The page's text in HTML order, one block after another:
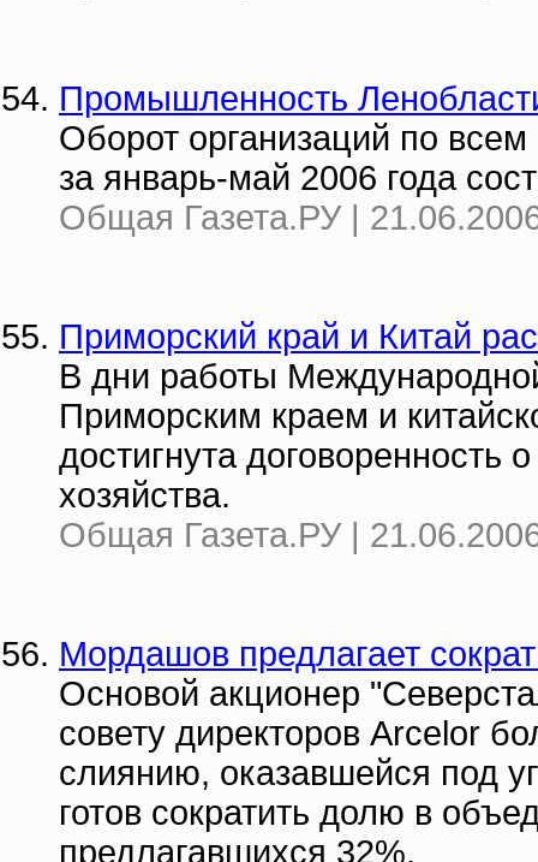
Промышленность
Оборот организаций по
за январь-май 2006 года
Общая Газета.РУ |
Приморский край и Китай
В дни работы
Приморским краем и
достигнута договоренность
хозяйства.
Общая Газета.РУ |
Мордашов предлагает
Основой акционер
совету директоров Аrcelor
слиянию, оказавшейся под
готов сократить долю в
предлагавшихся 32%.